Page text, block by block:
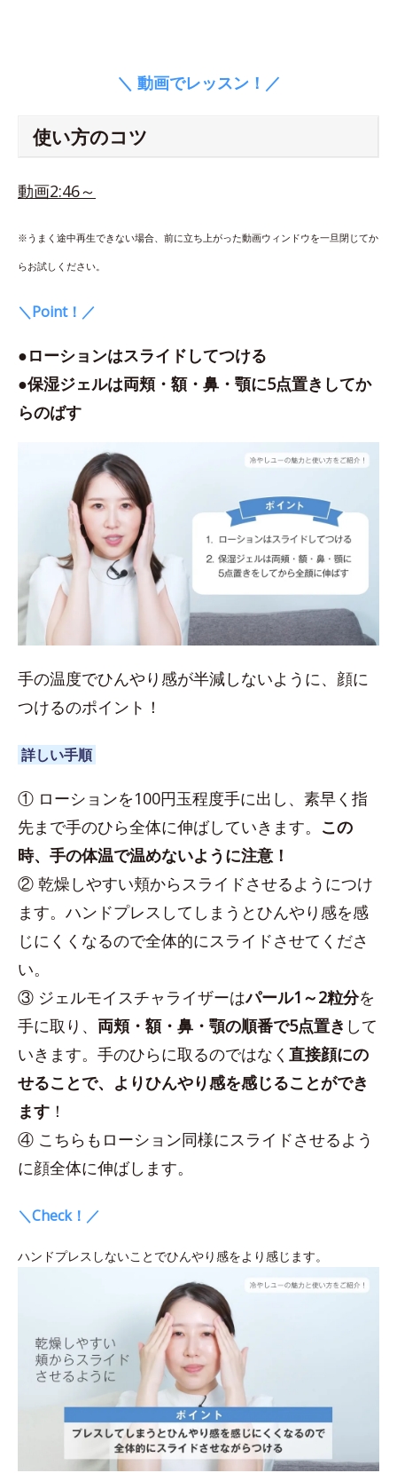
＼ 動画でレッスン！／
使い方のコツ
動画2:46～
※うまく途中再生できない場合、前に立ち上がった動画ウィンドウを一旦閉じてか
らお試しください。
＼Point！／
●ローションはスライドしてつける
●保湿ジェルは両頬・額・鼻・顎に5点置きしてか
らのばす
手の温度でひんやり感が半減しないように、顔に
つけるのポイント！
詳しい手順
① ローションを100円玉程度手に出し、素早く指
先まで手のひら全体に伸ばしていきます。 この
時、手の体温で温めないように注意！
② 乾燥しやすい頬からスライドさせるようにつけ
ます。ハンドプレスしてしまうとひんやり感を感
じにくくなるので全体的にスライドさせてくださ
い。
③ ジェルモイスチャライザーはパール1～2粒分を
手に取り、 両頬・額・鼻・顎の順番で5点置き して
いきます。手のひらに取るのではなく 直接顔にの
せることで、よりひんやり感を感じることができ
ます ！
④ こちらもローション同様にスライドさせるよう
に顔全体に伸ばします。
＼Check！／
ハンドプレスしないことでひんやり感をより感じます。